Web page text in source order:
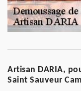
Artisan DARIA,
Saint Sauveur